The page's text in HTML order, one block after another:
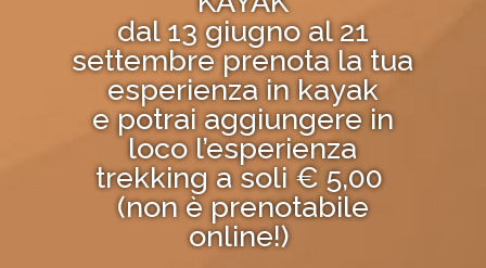
dal 13 giugno al 21
settembre prenota la tua
esperienza in kayak
e potrai aggiungere in
loco l’esperienza
trekking a soli € 5,00
(non è prenotabile
online!)